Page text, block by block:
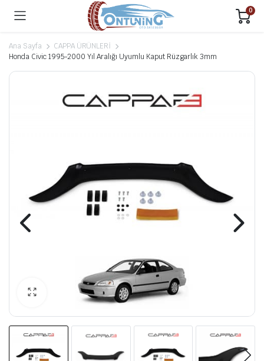
0
Ana Sayfa
CAPPA ÜRÜNLERİ
Honda Civic 1995-2000 Yıl Aralığı Uyumlu Kaput Rüzgarlık 3mm